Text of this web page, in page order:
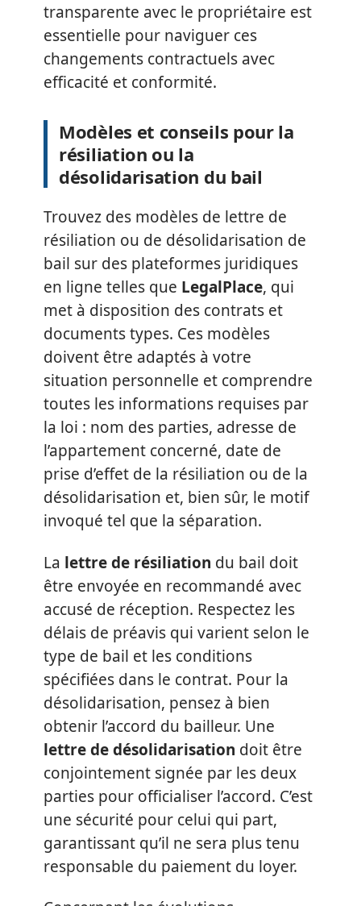
transparente avec le propriétaire est
essentielle pour naviguer ces
changements contractuels avec
efficacité et conformité.
Modèles et conseils pour la
résiliation ou la
désolidarisation du bail
Trouvez des modèles de lettre de
résiliation ou de désolidarisation de
bail sur des plateformes juridiques
en ligne telles que LegalPlace, qui
met à disposition des contrats et
documents types. Ces modèles
doivent être adaptés à votre
situation personnelle et comprendre
toutes les informations requises par
la loi : nom des parties, adresse de
l’appartement concerné, date de
prise d’effet de la résiliation ou de la
désolidarisation et, bien sûr, le motif
invoqué tel que la séparation.
La lettre de résiliation du bail doit
être envoyée en recommandé avec
accusé de réception. Respectez les
délais de préavis qui varient selon le
type de bail et les conditions
spécifiées dans le contrat. Pour la
désolidarisation, pensez à bien
obtenir l’accord du bailleur. Une
lettre de désolidarisation doit être
conjointement signée par les deux
parties pour officialiser l’accord. C’est
une sécurité pour celui qui part,
garantissant qu’il ne sera plus tenu
responsable du paiement du loyer.